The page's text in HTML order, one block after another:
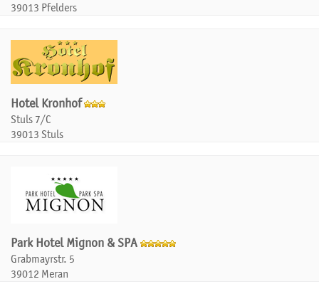
39013 Pfelders
Hotel Kronhof
Stuls 7/C
39013 Stuls
Park Hotel Mignon & SPA
Grabmayrstr. 5
39012 Meran